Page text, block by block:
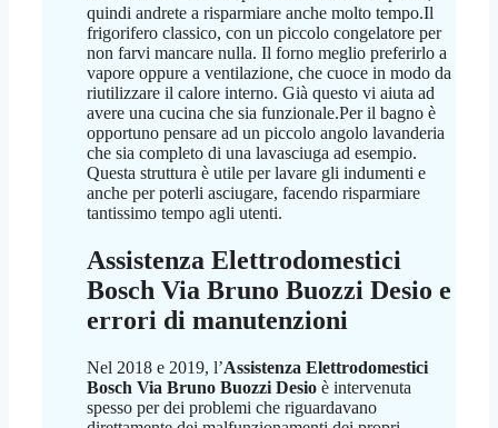
quindi andrete a risparmiare anche molto tempo.Il
frigorifero classico, con un piccolo congelatore per
non farvi mancare nulla. Il forno meglio preferirlo a
vapore oppure a ventilazione, che cuoce in modo da
riutilizzare il calore interno. Già questo vi aiuta ad
avere una cucina che sia funzionale.Per il bagno è
opportuno pensare ad un piccolo angolo lavanderia
che sia completo di una lavasciuga ad esempio.
Questa struttura è utile per lavare gli indumenti e
anche per poterli asciugare, facendo risparmiare
tantissimo tempo agli utenti.
Assistenza Elettrodomestici
Bosch Via Bruno Buozzi Desio e
errori di manutenzioni
Nel 2018 e 2019, l’Assistenza Elettrodomestici
Bosch Via Bruno Buozzi Desio è intervenuta
spesso per dei problemi che riguardavano